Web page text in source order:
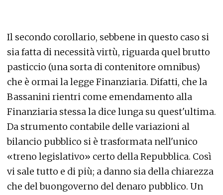
Il secondo corollario, sebbene in questo caso si
sia fatta di necessità virtù, riguarda quel brutto
pasticcio (una sorta di contenitore omnibus)
che è ormai la legge Finanziaria. Difatti, che la
Bassanini rientri come emendamento alla
Finanziaria stessa la dice lunga su quest'ultima.
Da strumento contabile delle variazioni al
bilancio pubblico si è trasformata nell'unico
«treno legislativo» certo della Repubblica. Così
vi sale tutto e di più; a danno sia della chiarezza
che del buongoverno del denaro pubblico. Un